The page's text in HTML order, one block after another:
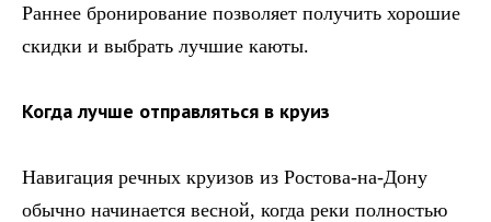
Раннее бронирование позволяет получить хорошие
скидки и выбрать лучшие каюты.
Когда лучше отправляться в круиз
Навигация речных круизов из Ростова-на-Дону
обычно начинается весной, когда реки полностью